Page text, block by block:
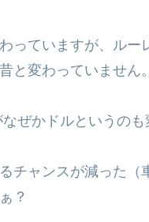
っていますが、ルー
と変わっていません。
ぜかドルというのも
チャンスが減った（
？